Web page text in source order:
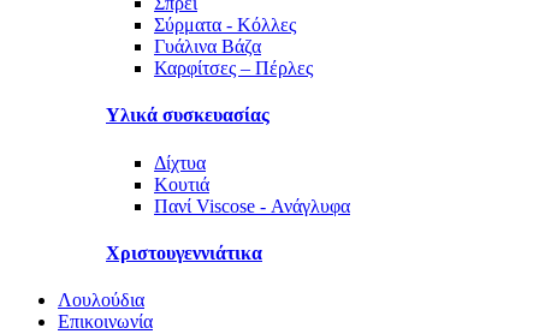
Σύρματα - Κόλλες
Γυάλινα Βάζα
Καρφίτσες – Πέρλες
Υλικά συσκευασίας
Δίχτυα
Κουτιά
Πανί Viscose - Ανάγλυφα
Χριστουγεννιάτικα
Λουλούδια
Επικοινωνία